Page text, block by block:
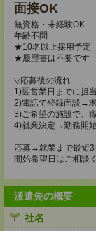
面接OK
無資格・未経験OK
年齢不問
★10名以上採用予定
★履歴書は不要です
▽応募後の流れ
1)翌営業日までに担
2)電話で登録面談→
3)ご希望の施設で、
4)就業決定→勤務開
応募→就業まで最短3
開始希望日はご相談
派遣先の概要
社名